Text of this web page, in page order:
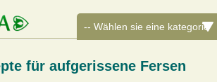
für aufgerissene Fersen